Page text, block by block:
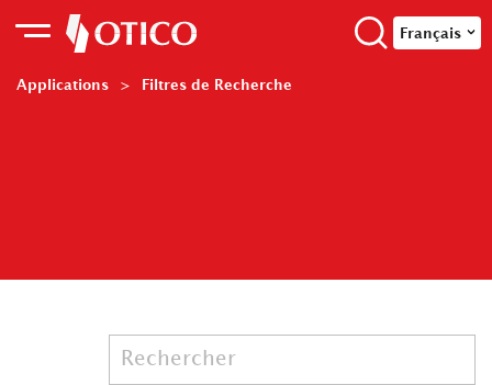
Français
Applications Filtres de Recherche